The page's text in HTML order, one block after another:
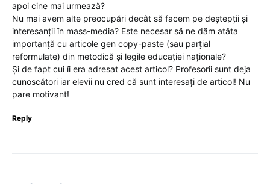
apoi cine mai urmează?
Nu mai avem alte preocupări decât să facem pe deștepții și
interesanții în mass-media? Este necesar să ne dăm atâta
importanță cu articole gen copy-paste (sau parțial
reformulate) din metodică și legile educației naționale?
Și de fapt cui îi era adresat acest articol? Profesorii sunt deja
cunoscători iar elevii nu cred că sunt interesați de articol! Nu
pare motivant!
Reply